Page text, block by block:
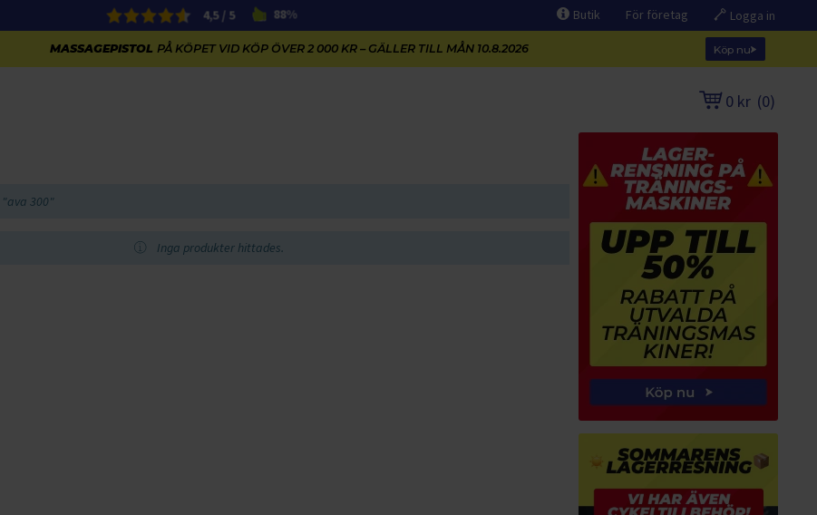
4,5 / 5 88% Butik För företag Logga in
MASSAGEPISTOL PÅ KÖPET VID KÖP ÖVER 2 000 KR – GÄLLER TILL MÅN 10.8.2026 Köp nu
0 kr (0)
"ava 300"
Inga produkter hittades.